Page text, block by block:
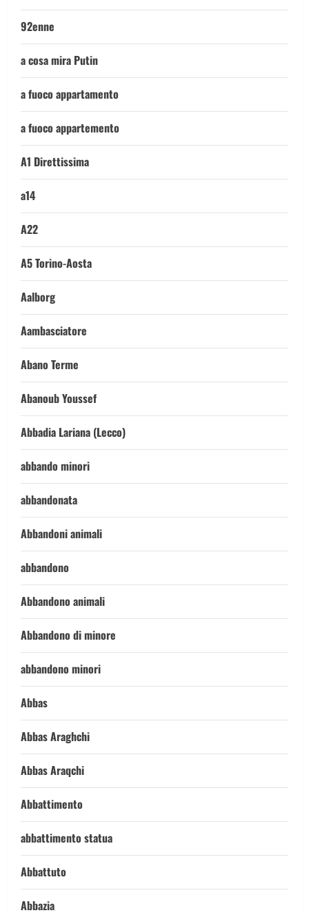
92enne
a cosa mira Putin
a fuoco appartamento
a fuoco appartemento
A1 Direttissima
a14
A22
A5 Torino-Aosta
Aalborg
Aambasciatore
Abano Terme
Abanoub Youssef
Abbadia Lariana (Lecco)
abbando minori
abbandonata
Abbandoni animali
abbandono
Abbandono animali
Abbandono di minore
abbandono minori
Abbas
Abbas Araghchi
Abbas Araqchi
Abbattimento
abbattimento statua
Abbattuto
Abbazia